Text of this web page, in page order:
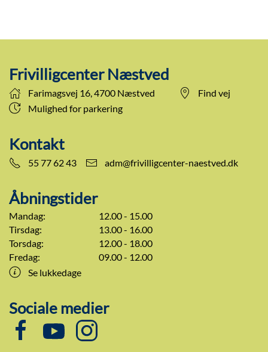
Frivilligcenter Næstved
Farimagsvej 16, 4700 Næstved
Find vej
Mulighed for parkering
Kontakt
55 77 62 43 adm@frivilligcenter-naestved.dk
Åbningstider
Mandag:
12.00 - 15.00
Tirsdag:
13.00 - 16.00
Torsdag:
12.00 - 18.00
Fredag:
09.00 - 12.00
Se lukkedage
Sociale medier